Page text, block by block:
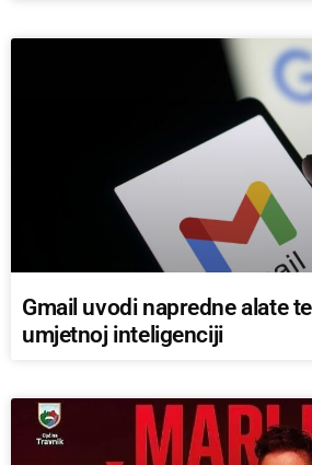
Gmail uvodi napredne alate
umjetnoj inteligenciji